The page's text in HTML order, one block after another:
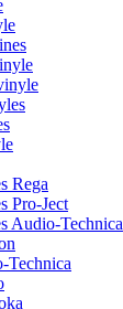
Rega
Pro-Ject
Audio-Technica
Technica